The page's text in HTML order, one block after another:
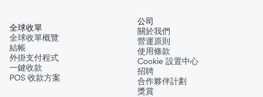
全球收單
全球收單概覽
結帳
外掛支付程式
一鍵收款
POS 收款方案
公司
關於我們
營運原則
使用條款
Cookie 設置中心
招聘
合作夥伴計劃
獎賞